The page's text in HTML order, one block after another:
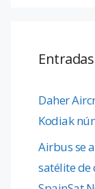
Daher
Kodiak
Airbus se
satélite de